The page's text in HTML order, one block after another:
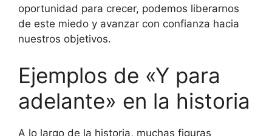
oportunidad para crecer, podemos liberarnos
de este miedo y avanzar con confianza hacia
nuestros objetivos.
Ejemplos de «Y para
adelante» en la historia
A lo largo de la historia, muchas figuras